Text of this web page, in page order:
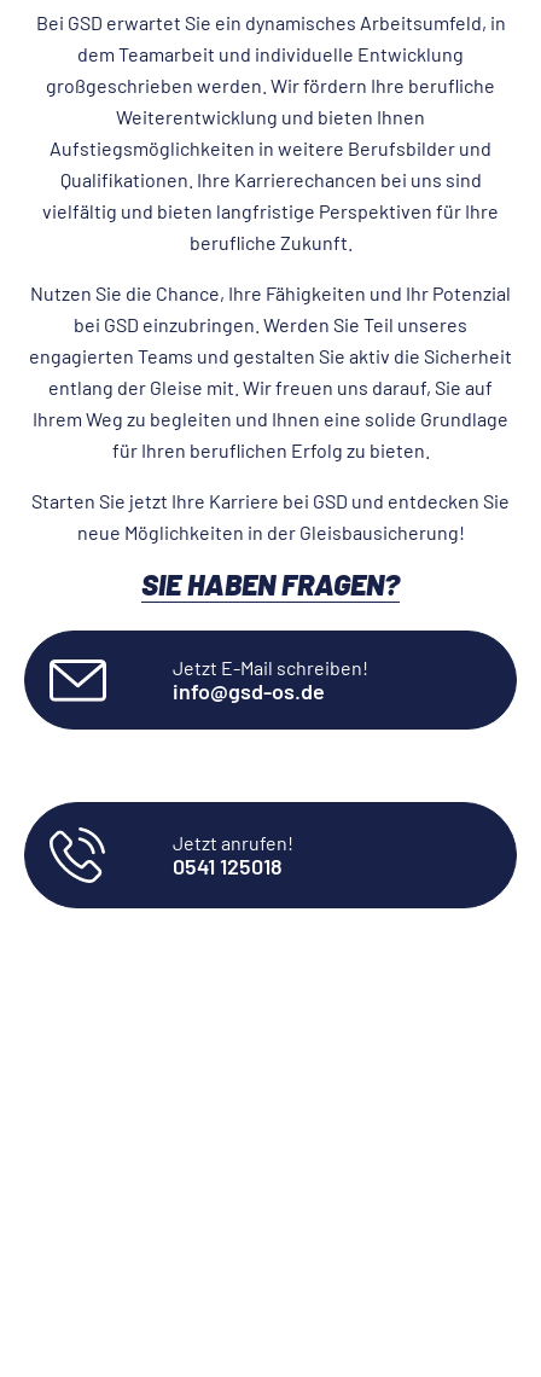
Bei GSD erwartet Sie ein dynamisches Arbeitsumfeld, in
dem Teamarbeit und individuelle Entwicklung
großgeschrieben werden. Wir fördern Ihre berufliche
Weiterentwicklung und bieten Ihnen
Aufstiegsmöglichkeiten in weitere Berufsbilder und
Qualifikationen. Ihre Karrierechancen bei uns sind
vielfältig und bieten langfristige Perspektiven für Ihre
berufliche Zukunft.
Nutzen Sie die Chance, Ihre Fähigkeiten und Ihr Potenzial
bei GSD einzubringen. Werden Sie Teil unseres
engagierten Teams und gestalten Sie aktiv die Sicherheit
entlang der Gleise mit. Wir freuen uns darauf, Sie auf
Ihrem Weg zu begleiten und Ihnen eine solide Grundlage
für Ihren beruflichen Erfolg zu bieten.
Starten Sie jetzt Ihre Karriere bei GSD und entdecken Sie
neue Möglichkeiten in der Gleisbausicherung!
SIE HABEN FRAGEN?
Jetzt E-Mail schreiben!
info@­gsd-os.de
Jetzt anrufen!
0541 125018